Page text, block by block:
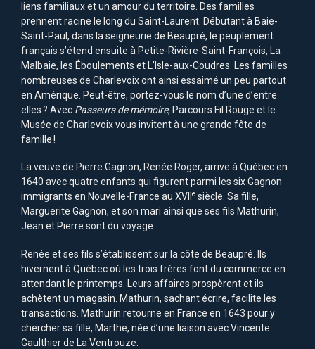
liens familiaux et un amour du territoire. Des familles
prennent racine le long du Saint-Laurent. Débutant à Baie-
Saint-Paul, dans la seigneurie de Beaupré, le peuplement
français s’étend ensuite à Petite-Rivière-Saint-François, La
Malbaie, les Éboulements et L’Isle-aux-Coudres. Les familles
nombreuses de Charlevoix ont ainsi essaimé un peu partout
en Amérique. Peut-être, portez-vous le nom d’une d’entre
elles ? Avec Passeurs de mémoire, Parcours Fil Rouge et le
Musée de Charlevoix vous invitent à une grande fête de
famille !
La veuve de Pierre Gagnon, Renée Roger, arrive à Québec en
1640 avec quatre enfants qui figurent parmi les six Gagnon
immigrants en Nouvelle-France au XVII e siècle. Sa fille,
Marguerite Gagnon, et son mari ainsi que ses fils Mathurin,
Jean et Pierre sont du voyage.
Renée et ses fils s’établissent sur la côte de Beaupré. Ils
hivernent à Québec où les trois frères font du commerce en
attendant le printemps. Leurs affaires prospèrent et ils
achètent un magasin. Mathurin, sachant écrire, facilite les
transactions. Mathurin retourne en France en 1643 pour y
chercher sa fille, Marthe, née d’une liaison avec Vincente
Gaulthier de La Ventrouze.